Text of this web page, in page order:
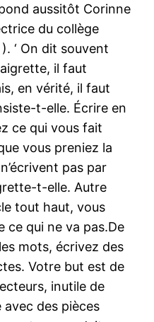
aussitôt Corinne
du collège
‘ On dit souvent
il faut
en vérité, il faut
t-elle. Écrire en
ce qui vous fait
vous preniez la
pas par
t-elle. Autre
tout haut, vous
ce qui ne va pas.De
mots, écrivez des
Votre but est de
inutile de
des pièces